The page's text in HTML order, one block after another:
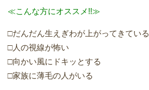
≪こんな方にオススメ!!≫
□だんだん生えぎわが上がってきている
□人の視線が怖い
□向かい風にドキッとする
□家族に薄毛の人がいる